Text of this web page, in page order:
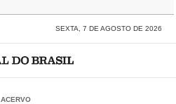
SEXTA, 7 DE AGOSTO DE 2026
ACERVO